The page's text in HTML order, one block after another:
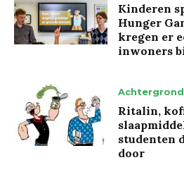
Kinderen
Hunger
kregen er
inwoners
Achtergrond
Ritalin,
studenten
door